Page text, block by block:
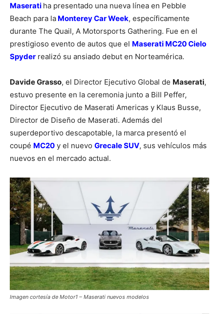
Maserati ha presentado una nueva línea en Pebble
Beach para la Monterey Car Week, específicamente
durante The Quail, A Motorsports Gathering. Fue en el
prestigioso evento de autos que el Maserati MC20 Cielo
Spyder realizó su ansiado debut en Norteamérica.
Davide Grasso, el Director Ejecutivo Global de Maserati,
estuvo presente en la ceremonia junto a Bill Peffer,
Director Ejecutivo de Maserati Americas y Klaus Busse,
Director de Diseño de Maserati. Además del
superdeportivo descapotable, la marca presentó el
coupé MC20 y el nuevo Grecale SUV, sus vehículos más
nuevos en el mercado actual.
Imagen cortesía de Motor1 – Maserati nuevos modelos